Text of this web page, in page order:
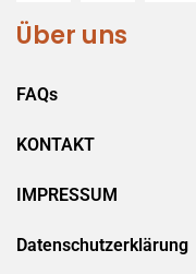
Über uns
FAQs
KONTAKT
IMPRESSUM
Datenschutzerklärung